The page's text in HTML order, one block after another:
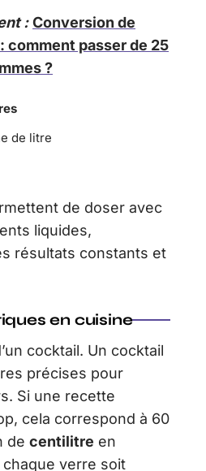
: Conversion de
comment passer de 25
?
de litre
de doser avec
liquides,
résultats constants et
en cuisine
cocktail. Un cocktail
précises pour
Si une recette
cela correspond à 60
de centilitre en
verre soit